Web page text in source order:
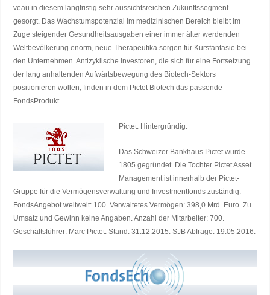
veau in diesem langfristig sehr aussichtsreichen Zukunftssegment
gesorgt. Das Wachstumspotenzial im medizinischen Bereich bleibt im
Zuge steigender Gesundheitsausgaben einer immer älter werdenden
Weltbevölkerung enorm, neue Therapeutika sorgen für Kursfantasie bei
den Unternehmen. Antizyklische Investoren, die sich für eine Fortsetzung
der lang anhaltenden Aufwärtsbewegung des Biotech-Sektors
positionieren wollen, finden in dem Pictet Biotech das passende
FondsProdukt.
Pictet. Hintergründig.
Das Schweizer Bankhaus Pictet wurde
1805 gegründet. Die Tochter Pictet Asset
Management ist innerhalb der Pictet-
Gruppe für die Vermögensverwaltung und Investmentfonds zuständig.
FondsAngebot weltweit: 100. Verwaltetes Vermögen: 398,0 Mrd. Euro. Zu
Umsatz und Gewinn keine Angaben. Anzahl der Mitarbeiter: 700.
Geschäftsführer: Marc Pictet. Stand: 31.12.2015. SJB Abfrage: 19.05.2016.